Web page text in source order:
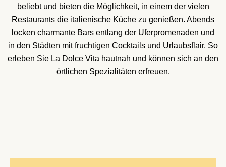
beliebt und bieten die Möglichkeit, in einem der vielen
Restaurants die italienische Küche zu genießen. Abends
locken charmante Bars entlang der Uferpromenaden und
in den Städten mit fruchtigen Cocktails und Urlaubsflair. So
erleben Sie La Dolce Vita hautnah und können sich an den
örtlichen Spezialitäten erfreuen.